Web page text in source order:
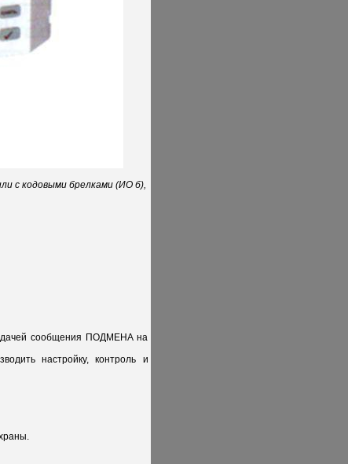
с кодовыми брелками (ИО б),
сообщения ПОДМЕНА на
настройку, контроль и